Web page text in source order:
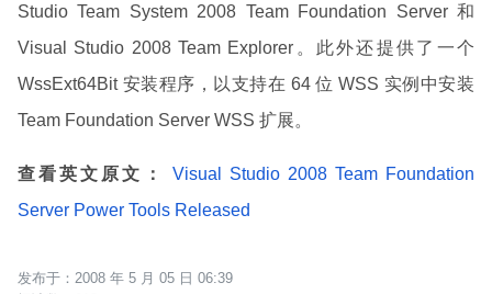
Studio Team System 2008 Team Foundation Server 和
Visual Studio 2008 Team Explorer。此外还提供了一个
WssExt64Bit 安装程序，以支持在 64 位 WSS 实例中安装
Team Foundation Server WSS 扩展。
查看英文原文：
Visual Studio 2008 Team Foundation
Server Power Tools Released
2008 年 5 月 05 日 06:39